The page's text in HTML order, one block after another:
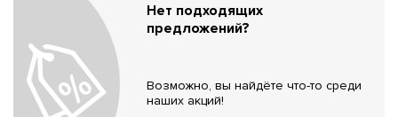
Нет подходящих
предложений?
Возможно, вы найдёте что-то среди
наших акций!